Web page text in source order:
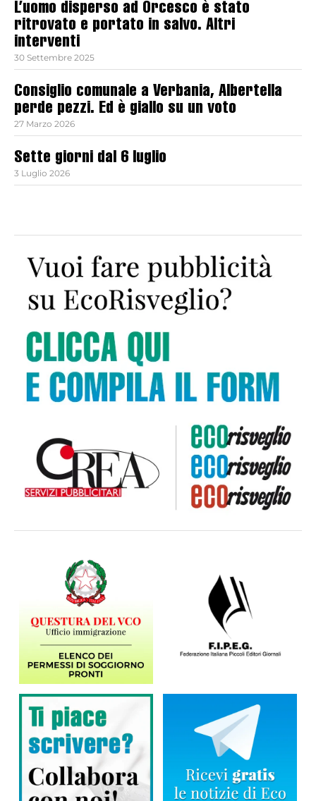
L’uomo disperso ad Orcesco è stato
ritrovato e portato in salvo. Altri
interventi
30 Settembre 2025
Consiglio comunale a Verbania, Albertella
perde pezzi. Ed è giallo su un voto
27 Marzo 2026
Sette giorni dal 6 luglio
3 Luglio 2026